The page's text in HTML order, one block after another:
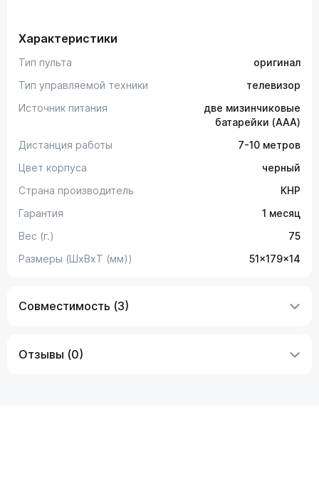
Характеристики
Тип пульта
оригинал
Тип управляемой техники
телевизор
Источник питания
две мизинчиковые
батарейки (AAA)
Дистанция работы
7-10 метров
Цвет корпуса
черный
Страна производитель
КНР
Гарантия
1 месяц
Вес (г.)
75
Размеры (ШxВxТ (мм))
51x179x14
Совместимость (3)
Отзывы (0)